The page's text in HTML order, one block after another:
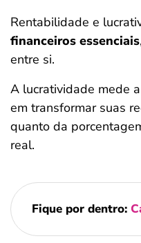
Rentabilidade e
financeiros essenciais
entre si.
A lucratividade mede
em transformar suas
quanto da
real.
Fique por dentro: